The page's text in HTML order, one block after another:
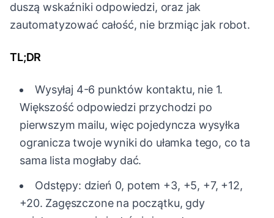
duszą wskaźniki odpowiedzi, oraz jak
zautomatyzować całość, nie brzmiąc jak robot.
TL;DR
Wysyłaj 4-6 punktów kontaktu, nie 1.
Większość odpowiedzi przychodzi po
pierwszym mailu, więc pojedyncza wysyłka
ogranicza twoje wyniki do ułamka tego, co ta
sama lista mogłaby dać.
Odstępy: dzień 0, potem +3, +5, +7, +12,
+20. Zagęszczone na początku, gdy